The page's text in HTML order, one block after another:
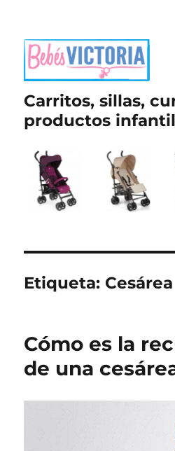
Carritos, sillas,
productos
Etiqueta: Cesárea
Cómo es la
de una